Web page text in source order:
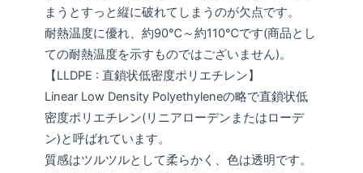
まうとすっと縦に破れてしまうのが欠点です。
耐熱温度に優れ、約90℃～約110℃です(商品とし
ての耐熱温度を示すものではございません)。
【LLDPE : 直鎖状低密度ポリエチレン】
Linear Low Density Polyethyleneの略で直鎖状低
密度ポリエチレン(リニアローデンまたはローデ
ン)と呼ばれています。
質感はツルツルとして柔らかく、色は透明です。